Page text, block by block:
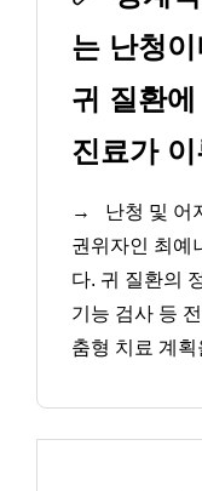
는 난청
귀 질환
진료가
→
난청 및 어
권위자인 최예
다. 귀 질환의
기능 검사 등
춤형 치료 계